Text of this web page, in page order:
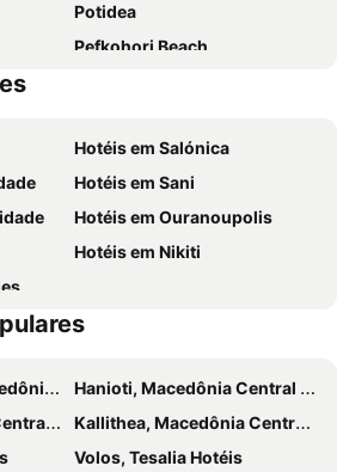
Mendi Hotel
Sarantis Hotel
Ioli Village
Agnes Deluxe Hotel
Nymphes Deluxe Accommodation
Hotel Ampelia
Hanioti GrandOtel
Core Hotel
Summer Beach Hotel
Hotel Paradise
Potidea
Pefkohori Beach
Nea Skioni
Kallithea
Zeus
Fourka
Hotéis em Salónica
Hotéis em Sani
Hotéis em Ouranoupolis
Hotéis em Nikiti
Hotéis
Hanioti, Macedônia Central Hotéis
Hotéis
Kallithea, Macedônia Central Hotéis
Volos, Tesalia Hotéis